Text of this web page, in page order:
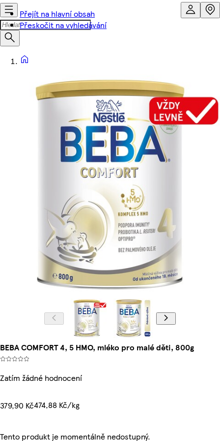
Přejít na hlavní obsah
Přeskočit na vyhledávání
BEBA COMFORT 4, 5 HMO, mléko pro malé děti, 800g
Zatím žádné hodnocení
379,90 Kč474,88 Kč/kg
Tento produkt je momentálně nedostupný.